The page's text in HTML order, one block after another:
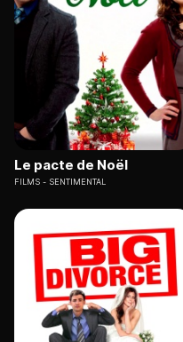
Le pacte de Noël
FILMS SENTIMENTAL